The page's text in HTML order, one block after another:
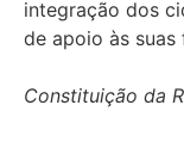
integração dos
de apoio às suas
Constituição da